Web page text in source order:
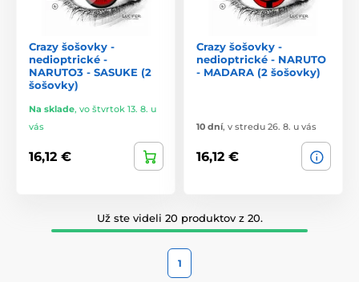
Crazy šošovky -
nedioptrické -
NARUTO3 - SASUKE (2
šošovky)
Na sklade, vo štvrtok 13. 8. u
vás
16,12 €
Crazy šošovky -
nedioptrické - NARUTO
- MADARA (2 šošovky)
10 dní, v stredu 26. 8. u vás
16,12 €
Už ste videli 20 produktov z 20.
1